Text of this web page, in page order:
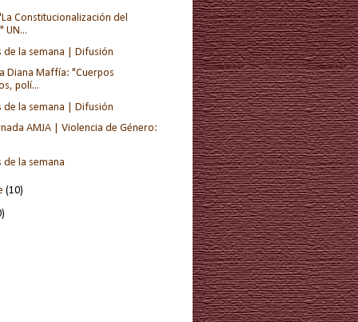
Constitucionalización del
UN...
de la semana | Difusión
Diana Maffía: "Cuerpos
polí...
de la semana | Difusión
AMJA | Violencia de Género:
de la semana
(10)